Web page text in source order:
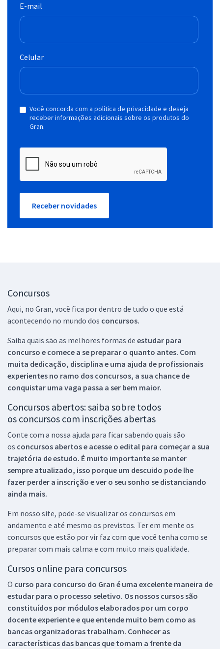
E-mail
Celular
Você concorda com a política de privacidade e deseja
receber informações adicionais sobre os produtos do
Gran.
Receber novidades
Concursos
Aqui, no Gran, você fica por dentro de tudo o que está
acontecendo no mundo dos concursos.
Saiba quais são as melhores formas de estudar para
concurso e comece a se preparar o quanto antes. Com
muita dedicação, disciplina e uma ajuda de profissionais
experientes no ramo dos concursos, a sua chance de
conquistar uma vaga passa a ser bem maior.
Concursos abertos: saiba sobre todos
os concursos com inscrições abertas
Conte com a nossa ajuda para ficar sabendo quais são
os concursos abertos e acesse o edital para começar a sua
trajetória de estudo. É muito importante se manter
sempre atualizado, isso porque um descuido pode lhe
fazer perder a inscrição e ver o seu sonho se distanciando
ainda mais.
Em nosso site, pode-se visualizar os concursos em
andamento e até mesmo os previstos. Ter em mente os
concursos que estão por vir faz com que você tenha como se
preparar com mais calma e com muito mais qualidade.
Cursos online para concursos
O curso para concurso do Gran é uma excelente maneira de
estudar para o processo seletivo. Os nossos cursos são
constituídos por módulos elaborados por um corpo
docente experiente e que entende muito bem como as
bancas organizadoras trabalham. Conhecer as
características das bancas que tomam a frente da